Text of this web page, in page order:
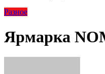
Разное
Ярмарка